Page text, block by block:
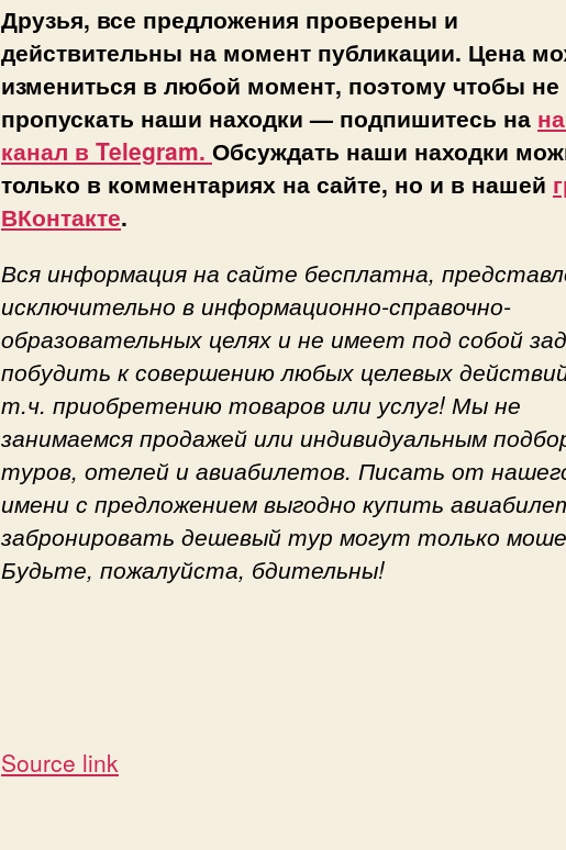
Друзья, все предложения проверены и
действительны на момент публикации. Цена
измениться в любой момент, поэтому чтобы не
пропускать наши находки — подпишитесь на
канал в Telegram. Обсуждать наши находки
только в комментариях на сайте, но и в нашей
ВКонтакте.
Вся информация на сайте бесплатна,
исключительно в информационно-справочно-
образовательных целях и не имеет под собой
побудить к совершению любых целевых
т.ч. приобретению товаров или услуг! Мы не
занимаемся продажей или индивидуальным
туров, отелей и авиабилетов. Писать от
имени с предложением выгодно купить
забронировать дешевый тур могут только
Будьте, пожалуйста, бдительны!
Source link